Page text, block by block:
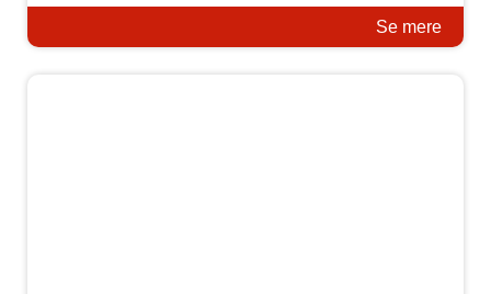
Se mere